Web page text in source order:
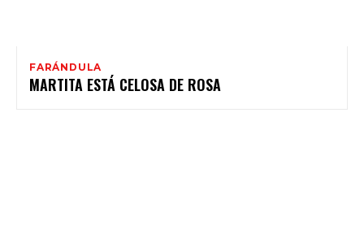
FARÁNDULA
MARTITA ESTÁ CELOSA DE ROSA